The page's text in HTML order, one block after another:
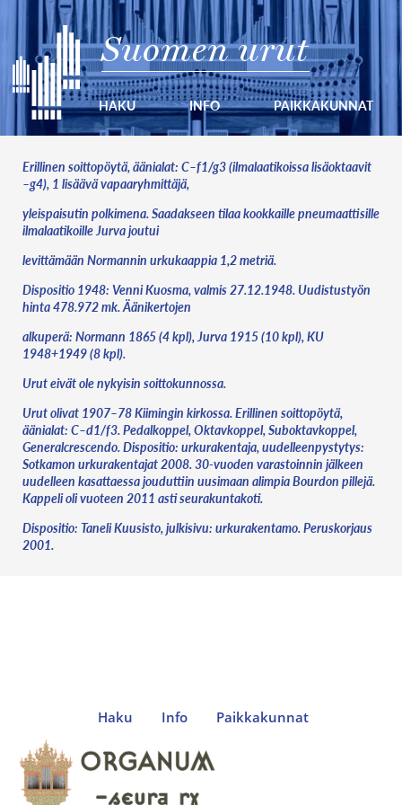
Suomen urut
HAKU INFO PAIKKAKUNNAT
Erillinen soittopöytä, äänialat: C–f1/g3 (ilmalaatikoissa lisäoktaavit
–g4), 1 lisäävä vapaaryhmittäjä,
yleispaisutin polkimena. Saadakseen tilaa kookkaille pneumaattisille
ilmalaatikoille Jurva joutui
levittämään Normannin urkukaappia 1,2 metriä.
Dispositio 1948: Venni Kuosma, valmis 27.12.1948. Uudistustyön
hinta 478.972 mk. Äänikertojen
alkuperä: Normann 1865 (4 kpl), Jurva 1915 (10 kpl), KU
1948+1949 (8 kpl).
Urut eivät ole nykyisin soittokunnossa.
Urut olivat 1907–78 Kiimingin kirkossa. Erillinen soittopöytä,
äänialat: C–d1/f3. Pedalkoppel, Oktavkoppel, Suboktavkoppel,
Generalcrescendo. Dispositio: urkurakentaja, uudelleenpystytys:
Sotkamon urkurakentajat 2008. 30-vuoden varastoinnin jälkeen
uudelleen kasattaessa jouduttiin uusimaan alimpia Bourdon pillejä.
Kappeli oli vuoteen 2011 asti seurakuntakoti.
Dispositio: Taneli Kuusisto, julkisivu: urkurakentamo. Peruskorjaus
2001.
Haku Info Paikkakunnat